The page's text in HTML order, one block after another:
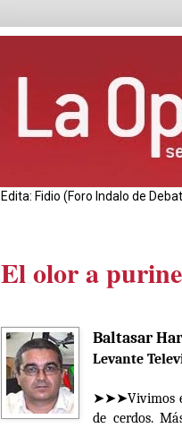
Edita: Fidio (Foro Indalo de
El olor a
Baltasar
Levante
➤➤➤Vivimos
de cerdos.